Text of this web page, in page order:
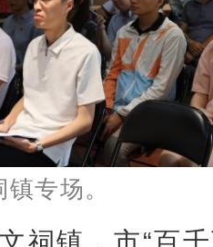
专场。
祠镇，市“百